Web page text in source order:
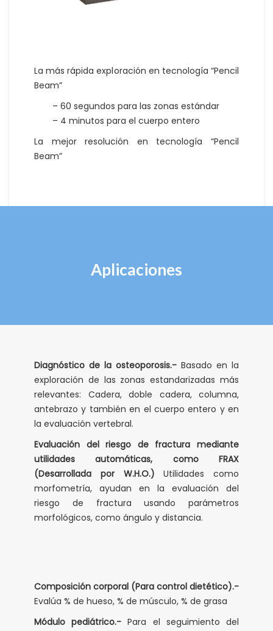
La más rápida exploración en tecnología “Pencil
Beam”
– 60 segundos para las zonas estándar
– 4 minutos para el cuerpo entero
La mejor resolución en tecnología “Pencil
Beam”
Aplicaciones
Diagnóstico de la osteoporosis.- Basado en la
exploración de las zonas estandarizadas más
relevantes: Cadera, doble cadera, columna,
antebrazo y también en el cuerpo entero y en
la evaluación vertebral.
Evaluación del riesgo de fractura mediante
utilidades automáticas, como FRAX
(Desarrollada por W.H.O.) Utilidades como
morfometría, ayudan en la evaluación del
riesgo de fractura usando parámetros
morfológicos, como ángulo y distancia.
Composición corporal (Para control dietético).-
Evalúa % de hueso, % de músculo, % de grasa
Módulo pediátrico.- Para el seguimiento del